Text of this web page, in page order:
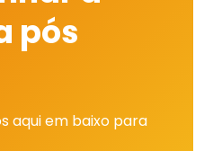
pós
aqui em baixo para